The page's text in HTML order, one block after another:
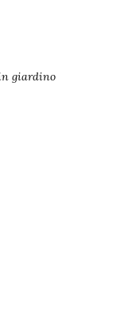
giardino